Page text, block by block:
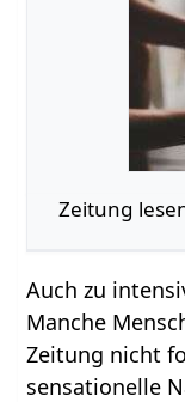
Zeitung
Auch zu
Manche
Zeitung nicht
sensationelle